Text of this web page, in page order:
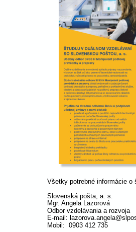
Všetky potrebné informácie
Slovenská pošta, a. s.
Mgr. Angela Lazorová
Odbor vzdelávania a rozvoja
E-mail:
Mobil:  0903 412 735